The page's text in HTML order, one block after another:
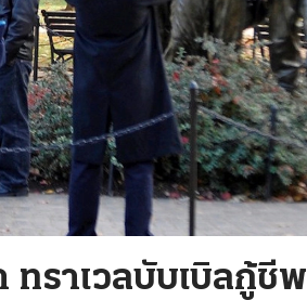
ทราเวลบับเบิลกู้ชีพ